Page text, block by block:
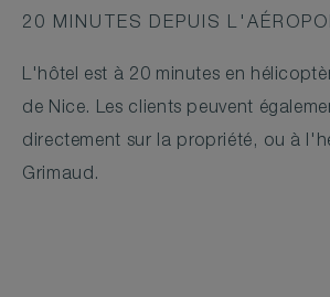
20 MINUTES DEPUIS
L'hôtel est à 20 minutes en
de Nice. Les clients peuvent
directement sur la propriété, ou à
Grimaud.